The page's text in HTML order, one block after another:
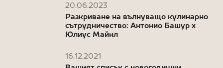
20.06.2023
Разкриване на вълнуващо кулинарно
сътрудничество: Антонио Башур x
Юлиус Майнл
16.12.2021